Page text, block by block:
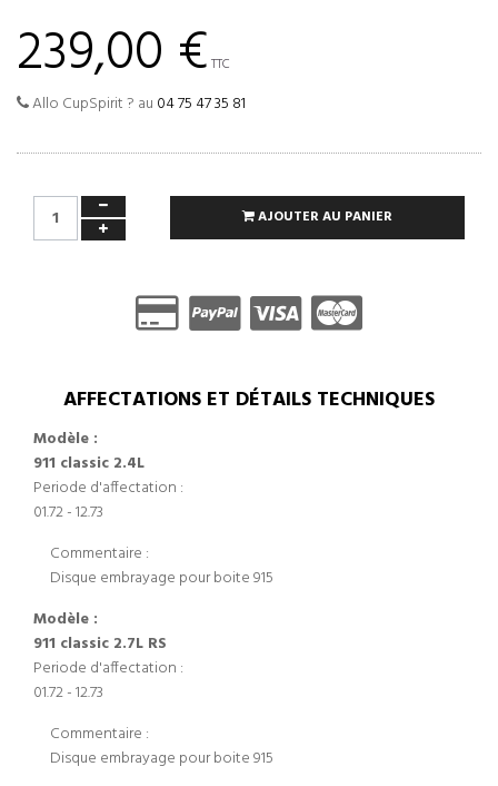
239,00 € TTC
Allo CupSpirit ? au 04 75 47 35 81
AJOUTER AU PANIER
AFFECTATIONS ET DÉTAILS TECHNIQUES
Modèle :
911 classic 2.4L
Periode d'affectation :
01.72 - 12.73
Commentaire :
Disque embrayage pour boite 915
Modèle :
911 classic 2.7L RS
Periode d'affectation :
01.72 - 12.73
Commentaire :
Disque embrayage pour boite 915